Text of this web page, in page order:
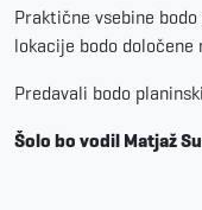
Praktične vsebine
lokacije bodo določene
Predavali bodo
Šolo bo vodil Matjaž